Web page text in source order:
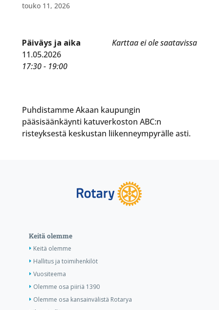
touko 11, 2026
Karttaa ei ole saatavissa
Päiväys ja aika
11.05.2026
17:30 - 19:00
Puhdistamme Akaan kaupungin
pääsisäänkäynti katuverkoston ABC:n
risteyksestä keskustan liikenneympyrälle asti.
Keitä olemme
Keitä olemme
Hallitus ja toimihenkilöt
Vuositeema
Olemme osa piiriä 1390
Olemme osa kansainvälistä Rotarya